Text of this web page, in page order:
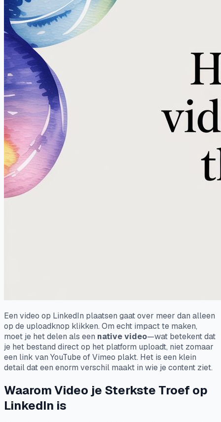
Een video op LinkedIn plaatsen gaat over meer dan alleen
op de uploadknop klikken. Om echt impact te maken,
moet je het delen als een native video—wat betekent dat
je het bestand direct op het platform uploadt, niet zomaar
een link van YouTube of Vimeo plakt. Het is een klein
detail dat een enorm verschil maakt in wie je content ziet.
Waarom Video je Sterkste Troef op
LinkedIn is